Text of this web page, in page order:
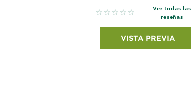
No reviews
Ver todas las
reseñas
VISTA PREVIA